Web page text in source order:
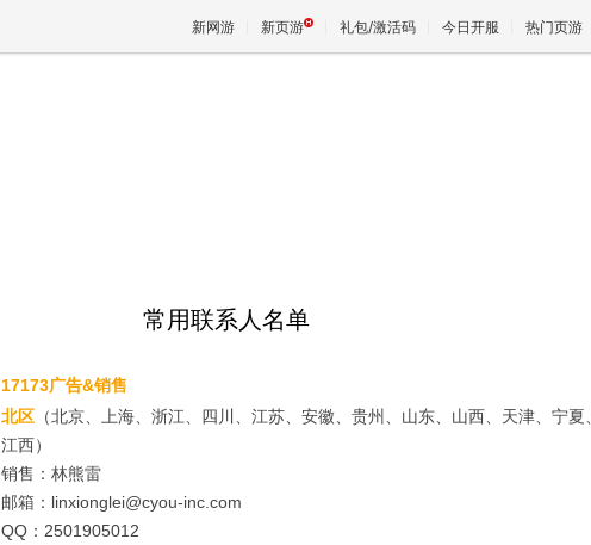
新网游 新页游 礼包/激活码 今日开服 热门页游
常用联系人名单
17173广告&销售
北区 （北京、上海、浙江、四川、江苏、安徽、贵州、山东、山西、天津、宁
江西）
销售：林熊雷
邮箱：linxionglei@cyou-inc.com
QQ：2501905012